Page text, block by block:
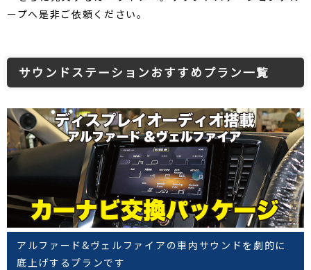
ープへ是非ご依頼ください。
サウンドステーションおすすめプラン一覧
アルファード&ヴェルファイアの車内サウンドを劇的に
底上げするプランです